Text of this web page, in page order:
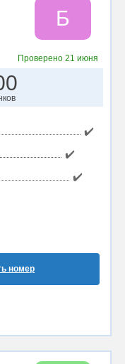
Б
Проверено 21 июня
✔️
✔️
✔️
номер